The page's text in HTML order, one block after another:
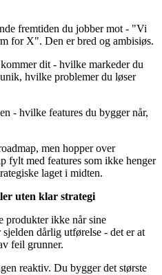
fremtiden du jobber mot - "Vi
for X". Den er bred og ambisiøs.
dit - hvilke markeder du
hvilke problemer du løser
- hvilke features du bygger når,
men hopper over
fylt med features som ikke henger
laget i midten.
uten klar strategi
produkter ikke når sine
dårlig utførelse - det er at
feil grunner.
reaktiv. Du bygger det største